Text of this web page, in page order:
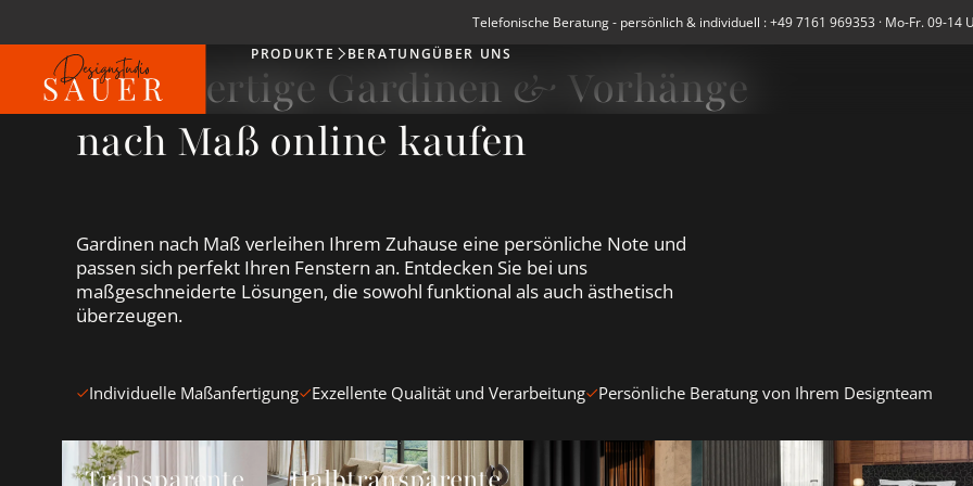
Telefonische Beratung - persönlich & individuell : +49 7161 969353 · Mo-Fr. 09-14
Produkte
PRODUKTE BERATUNGÜBER UNS
Hochwertige Gardinen & Vorhänge
nach Maß online kaufen
Gardinen nach Maß verleihen Ihrem Zuhause eine persönliche Note und
passen sich perfekt Ihren Fenstern an. Entdecken Sie bei uns
maßgeschneiderte Lösungen, die sowohl funktional als auch ästhetisch
überzeugen.
Individuelle Maßanfertigung Exzellente Qualität und Verarbeitung Persönliche Beratung von Ihrem Designteam
Transparente Gardinen &amp; Vorhänge ansehenHalbtransparente Gardinen &amp; Vorhänge ansehen
Blickdichte Vorhänge ansehenVerdunkelungsvorhänge